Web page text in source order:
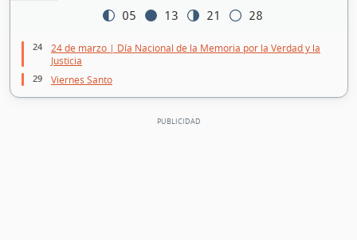
05 13 21 28
24
24 de marzo | Día Nacional de la Memoria por la Verdad y la
Justicia
29 Viernes Santo